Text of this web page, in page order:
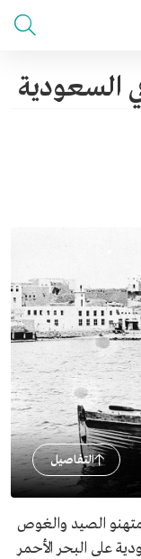
السعودية
التفاصيل
الصيد والغوص
على البحر الأحمر